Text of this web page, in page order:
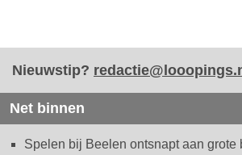
Nieuwstip?
Net binnen
Spelen bij Beelen ontsnapt aan grote